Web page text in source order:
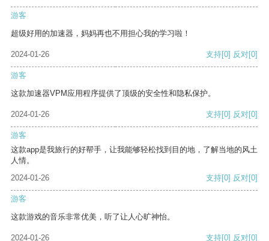
游客
超级好用的加速器，妈妈再也不用担心我的学习啦！
2024-01-26 支持[0] 反对[0]
游客
这款加速器VPM应用程序提供了顶级的安全性和隐私保护。
2024-01-26 支持[0] 反对[0]
游客
这款app是我旅行的好帮手，让我能够轻松找到目的地，了解当地的风土
人情。
2024-01-26
支持[0] 反对[0]
游客
这款游戏的音乐非常优美，听了让人心旷神怡。
2024-01-26 支持[0] 反对[0]